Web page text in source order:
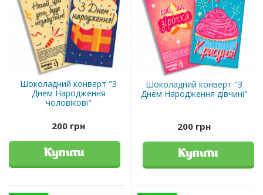
Шоколадний конверт "З
Днем Народження
чоловікові"
200 грн
Купити
Шоколадний конверт "З
Днем Народження дівчині"
200 грн
Купити